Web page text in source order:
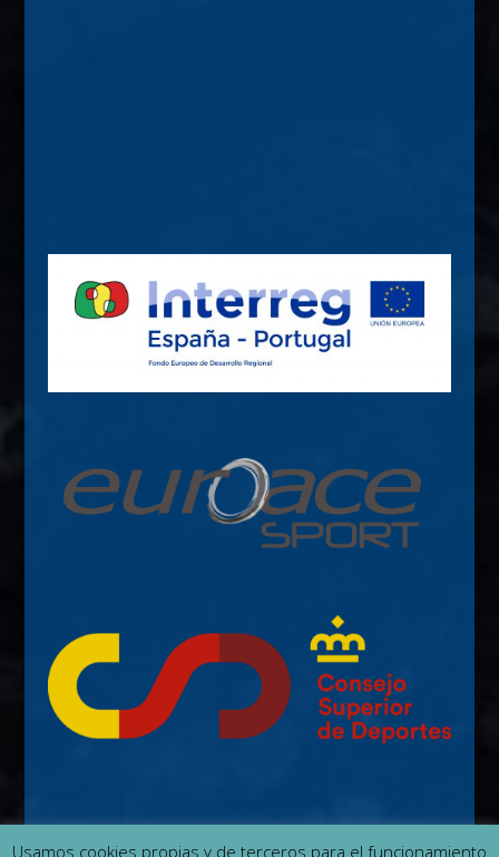
Usamos cookies propias y de terceros para el funcionamiento